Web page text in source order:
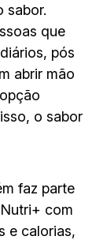
sabor.
que
pós
abrir mão
o sabor
faz parte
com
e calorias,